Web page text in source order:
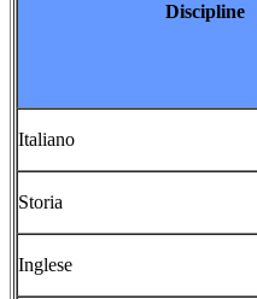
Discipline
Italiano
Storia
Inglese